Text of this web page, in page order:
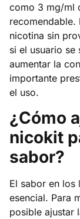
como 3 mg/ml
recomendable.
nicotina sin
si el usuario
aumentar la
importante
el uso.
¿Cómo
nicokit
sabor?
El sabor en los
esencial. Para
posible ajustar